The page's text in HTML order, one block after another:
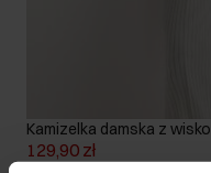
Kamizelka damska z
129,90 zł